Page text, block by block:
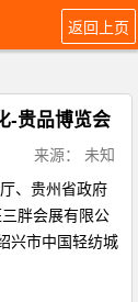
返回上页
-贵品博览会
来源： 未知
、贵州省政府
胖会展有限公
兴市中国轻纺城